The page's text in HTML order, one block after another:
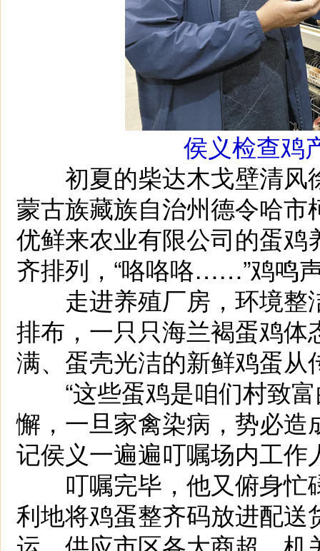
侯义检查鸡
初夏的柴达木戈壁清风
蒙古族藏族自治州德令哈
优鲜来农业有限公司的蛋
齐排列，“咯咯咯……”鸡鸣
走进养殖厂房，环境整
排布，一只只海兰褐蛋鸡
满、蛋壳光洁的新鲜鸡蛋
“这些蛋鸡是咱们村致富
懈，一旦家禽染病，势必造
记侯义一遍遍叮嘱场内工
叮嘱完毕，他又俯身忙
利地将鸡蛋整齐码放进配